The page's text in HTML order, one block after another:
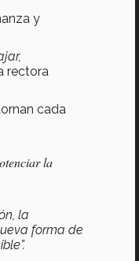
y
rectora
cada
la
la
forma de